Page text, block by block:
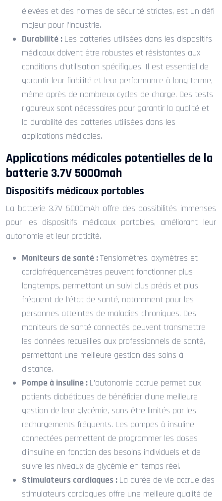
élevées et des normes de sécurité strictes, est un défi
majeur pour l’industrie.
Durabilité : Les batteries utilisées dans les dispositifs
médicaux doivent être robustes et résistantes aux
conditions d’utilisation spécifiques. Il est essentiel de
garantir leur fiabilité et leur performance à long terme,
même après de nombreux cycles de charge. Des tests
rigoureux sont nécessaires pour garantir la qualité et
la durabilité des batteries utilisées dans les
applications médicales.
Applications médicales potentielles de la
batterie 3.7V 5000mah
Dispositifs médicaux portables
La batterie 3.7V 5000mAh offre des possibilités immenses
pour les dispositifs médicaux portables, améliorant leur
autonomie et leur praticité.
Moniteurs de santé :Tensiomètres, oxymètres et
cardiofréquencemètres peuvent fonctionner plus
longtemps, permettant un suivi plus précis et plus
fréquent de l’état de santé, notamment pour les
personnes atteintes de maladies chroniques. Des
moniteurs de santé connectés peuvent transmettre
les données recueillies aux professionnels de santé,
permettant une meilleure gestion des soins à
distance.
Pompe à insuline : L’autonomie accrue permet aux
patients diabétiques de bénéficier d’une meilleure
gestion de leur glycémie, sans être limités par les
rechargements fréquents. Les pompes à insuline
connectées permettent de programmer les doses
d’insuline en fonction des besoins individuels et de
suivre les niveaux de glycémie en temps réel.
Stimulateurs cardiaques : La durée de vie accrue des
stimulateurs cardiaques offre une meilleure qualité de